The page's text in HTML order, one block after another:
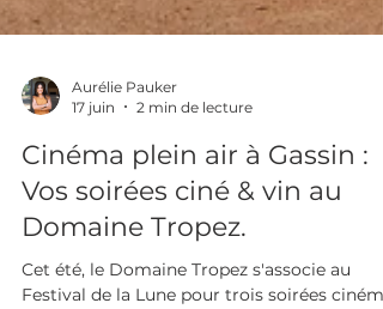
Aurélie Pauker
17 juin
2 min de lecture